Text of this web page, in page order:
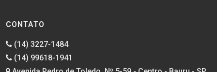
CONTATO
(14) 3227-1484
(14) 99618-1941